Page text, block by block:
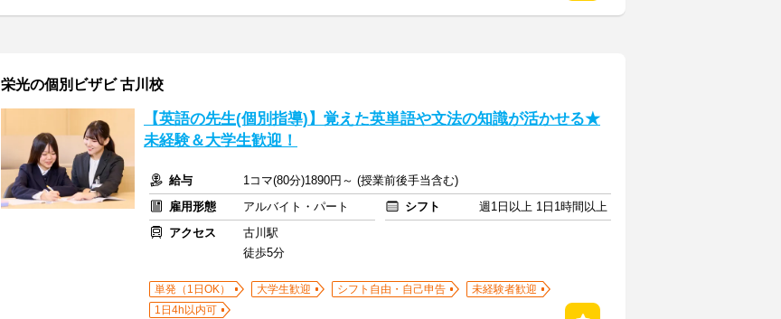
栄光の個別ビザビ 古川校
【英語の先生(個別指導)】覚えた英単語や文法の知識が活かせる★
未経験＆大学生歓迎！
給与
1コマ(80分)1890円～ (授業前後手当含む)
雇用形態
アルバイト・パート シフト
週1日以上 1日1時間以上
アクセス
古川駅
徒歩5分
単発（1日OK） 大学生歓迎 シフト自由・自己申告
未経験者歓迎
1日4h以内可